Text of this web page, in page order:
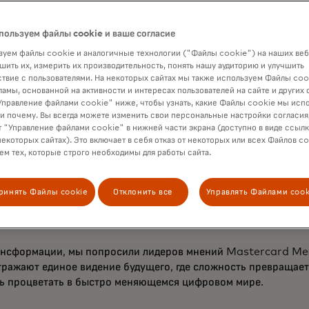
поскольку опираются на безопасную среду,
с необходимостью в персонализированном
потребности клиентов и предоставлять
эру: решения будут основаны на автономной аналитике и
Эти инновации опираются на те же
что формирует цикл доверия и эффективности.
масштаб сочетается с гиперлокальной
продавцов, суперприложения или встроенные
Cloud и стратегическими партнерствами,
в котором каждый бизнес сможет превратить сложность
мы попросили лидеров мнений Mastercard
единое видение будущего, где сложность
процветать в быстро меняющемся цифровом мире.
файлы cookie и ваше согласие
файлы cookie и аналогичные технологии ("Файлы cookie") на наших
их, измерить их производительность, понять нашу аудиторию и улучшить
с пользователями. На некоторых сайтах мы также используем Файлы
основанной на активности и интересах пользователей на сайте и других
файлами cookie" ниже, чтобы узнать, какие Файлы cookie мы
почему. Вы всегда можете изменить свои персональные настройки
"Управление файлами cookie" в нижней части экрана (доступно в виде
сайтах). Это включает в себя отказ от некоторых или всех Файлов
тех, которые строго необходимы для работы сайта.
Файлы cookie Отклонить все Управлять Файлами